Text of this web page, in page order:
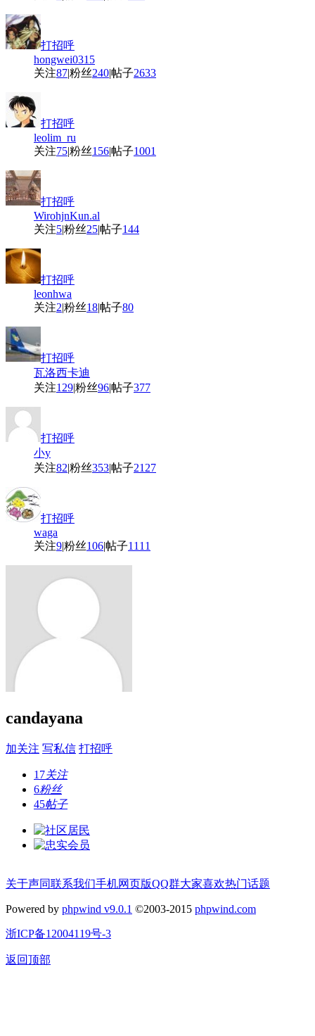
打招呼
hongwei0315
关注87|粉丝240|帖子2633
打招呼
leolim_ru
关注75|粉丝156|帖子1001
打招呼
WirohjnKun.al
关注5|粉丝25|帖子144
打招呼
leonhwa
关注2|粉丝18|帖子80
打招呼
瓦洛西卡迪
关注129|粉丝96|帖子377
打招呼
小y
关注82|粉丝353|帖子2127
打招呼
waga
关注9|粉丝106|帖子1111
candayana
加关注 写私信 打招呼
17关注
6粉丝
45帖子
关于声同联系我们手机网页版QQ群大家喜欢热门话题
Powered by phpwind v9.0.1 ©2003-2015 phpwind.com
浙ICP备12004119号-3
返回顶部